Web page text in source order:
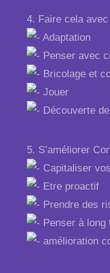
4. Faire cela
Adaptation
Penser avec
Bricolage et
Jouer
Découverte
5. S’améliorer
Capitaliser
Etre proactif
Prendre des
Penser à long
amélioration